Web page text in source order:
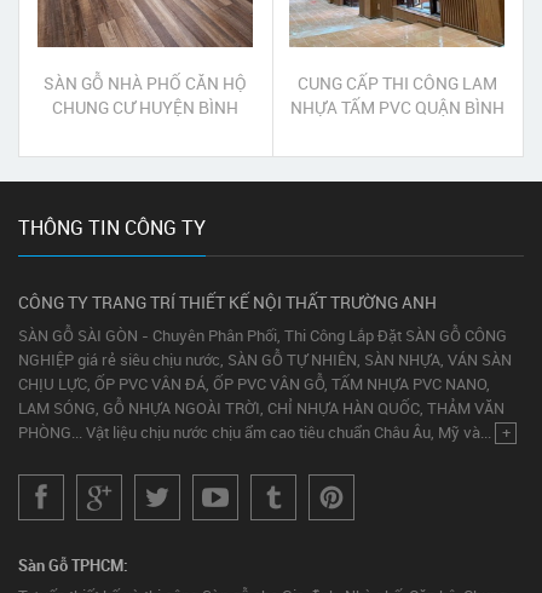
SÀN GỖ NHÀ PHỐ CĂN HỘ
CHUNG CƯ HUYỆN BÌNH
CUNG CẤP THI CÔNG LAM
NHỰA TẤM PVC QUẬN BÌNH
THÔNG TIN CÔNG TY
CÔNG TY TRANG TRÍ THIẾT KẾ NỘI THẤT TRƯỜNG ANH
SÀN GỖ SÀI GÒN - Chuyên Phân Phối, Thi Công Lắp Đặt SÀN GỖ CÔNG
NGHIỆP giá rẻ siêu chịu nước, SÀN GỖ TỰ NHIÊN, SÀN NHỰA, VÁN SÀN
CHỊU LỰC, ỐP PVC VÂN ĐÁ, ỐP PVC VÂN GỖ, TẤM NHỰA PVC NANO,
LAM SÓNG, GỖ NHỰA NGOÀI TRỜI, CHỈ NHỰA HÀN QUỐC, THẢM VĂN
PHÒNG... Vật liệu chịu nước chịu ẩm cao tiêu chuẩn Châu Âu, Mỹ và...
+
Sàn Gỗ TPHCM: